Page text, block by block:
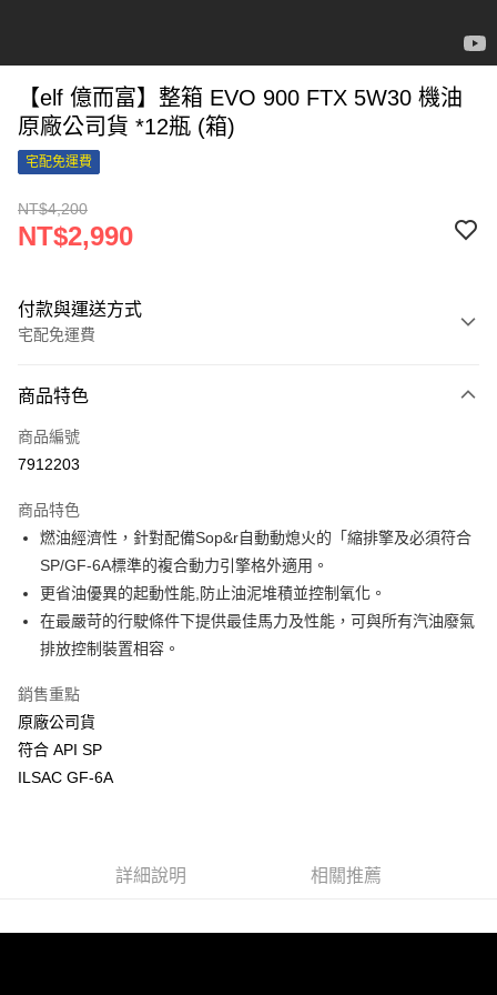
【elf 億而富】整箱 EVO 900 FTX 5W30 機油
原廠公司貨 *12瓶 (箱)
宅配免運費
NT$4,200
NT$2,990
付款與運送方式
宅配免運費
信用卡一次付款
信用卡分期付款
合作金庫商業銀行
華南商業銀行
彰化商業銀行
上海商業儲蓄銀行
台北富邦商業銀行
國泰世華商業銀行
兆豐國際商業銀行
臺灣中小企業銀行
台中商業銀行
匯豐（台灣）商業銀行
聯邦商業銀行
元大商業銀行
台新國際商業銀行
台灣樂天信用卡公司
LINE Pay
Apple Pay
街口支付
悠遊付
Google Pay
全盈+PAY
ATM付款
離島宅配
商品特色
商品編號
7912203
商品特色
燃油經濟性，針對配備Sop&r自動動熄火的「縮排擎及必須符合
SP/GF-6A標準的複合動力引擎格外適用。
更省油優異的起動性能,防止油泥堆積並控制氧化。
在最嚴苛的行駛條件下提供最佳馬力及性能，可與所有汽油廢氣
排放控制裝置相容。
銷售重點
原廠公司貨
符合 API SP
ILSAC GF-6A
詳細說明 相關推薦